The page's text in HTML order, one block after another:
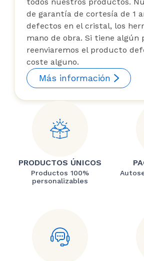
de garantía de cortesía de 1
defectos en el cristal, los
mano de obra. Si tiene algún
reenviaremos el producto
coste alguno.
Más información
PRODUCTOS ÚNICOS
Productos 100%
personalizables